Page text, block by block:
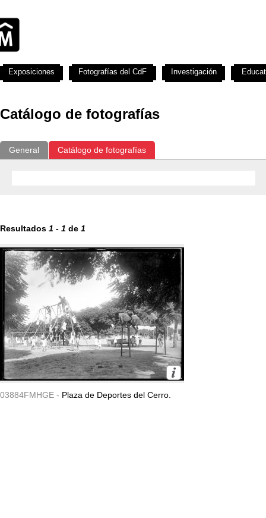
Catálogo de fotografías
General Catálogo de fotografías
Resultados 1 - 1 de 1
03884FMHGE - Plaza de Deportes del Cerro.
Exposiciones Fotografías del CdF Investigación